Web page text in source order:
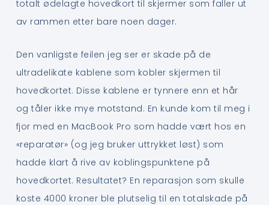
totalt ødelagte hovedkort til skjermer som faller ut
av rammen etter bare noen dager.
Den vanligste feilen jeg ser er skade på de
ultradelikate kablene som kobler skjermen til
hovedkortet. Disse kablene er tynnere enn et hår
og tåler ikke mye motstand. En kunde kom til meg i
fjor med en MacBook Pro som hadde vært hos en
«reparatør» (og jeg bruker uttrykket løst) som
hadde klart å rive av koblingspunktene på
hovedkortet. Resultatet? En reparasjon som skulle
koste 4000 kroner ble plutselig til en totalskade på